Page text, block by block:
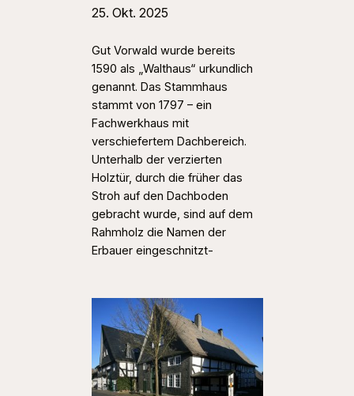
25. Okt. 2025
Gut Vorwald wurde bereits
1590 als „Walthaus“ urkundlich
genannt. Das Stammhaus
stammt von 1797 – ein
Fachwerkhaus mit
verschiefertem Dachbereich.
Unterhalb der verzierten
Holztür, durch die früher das
Stroh auf den Dachboden
gebracht wurde, sind auf dem
Rahmholz die Namen der
Erbauer eingeschnitzt-